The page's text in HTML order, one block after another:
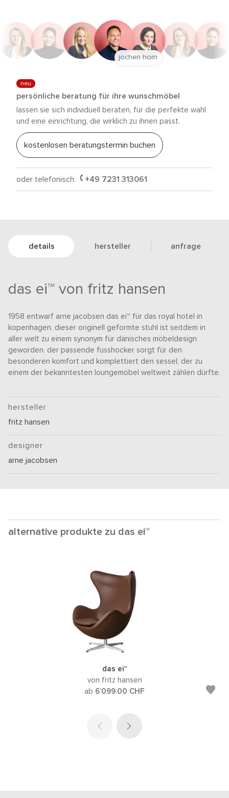
neu
persönliche beratung für ihre wunschmöbel
lassen sie sich individuell beraten, für die perfekte wahl
und eine einrichtung, die wirklich zu ihnen passt.
kostenlosen beratungstermin buchen
oder telefonisch: +49 7231 313061
jochen horn
details hersteller anfrage
das ei™ von fritz hansen
1958 entwarf arne jacobsen das ei™ für das royal hotel in
kopenhagen. dieser originell geformte stuhl ist seitdem in
aller welt zu einem synonym für dänisches möbeldesign
geworden. der passende fusshocker sorgt für den
besonderen komfort und komplettiert den sessel, der zu
einem der bekanntesten loungemöbel weltweit zählen dürfte.
hersteller
fritz hansen
designer
arne jacobsen
alternative produkte zu das ei™
das ei™
von fritz hansen
ab 6’099.00 CHF